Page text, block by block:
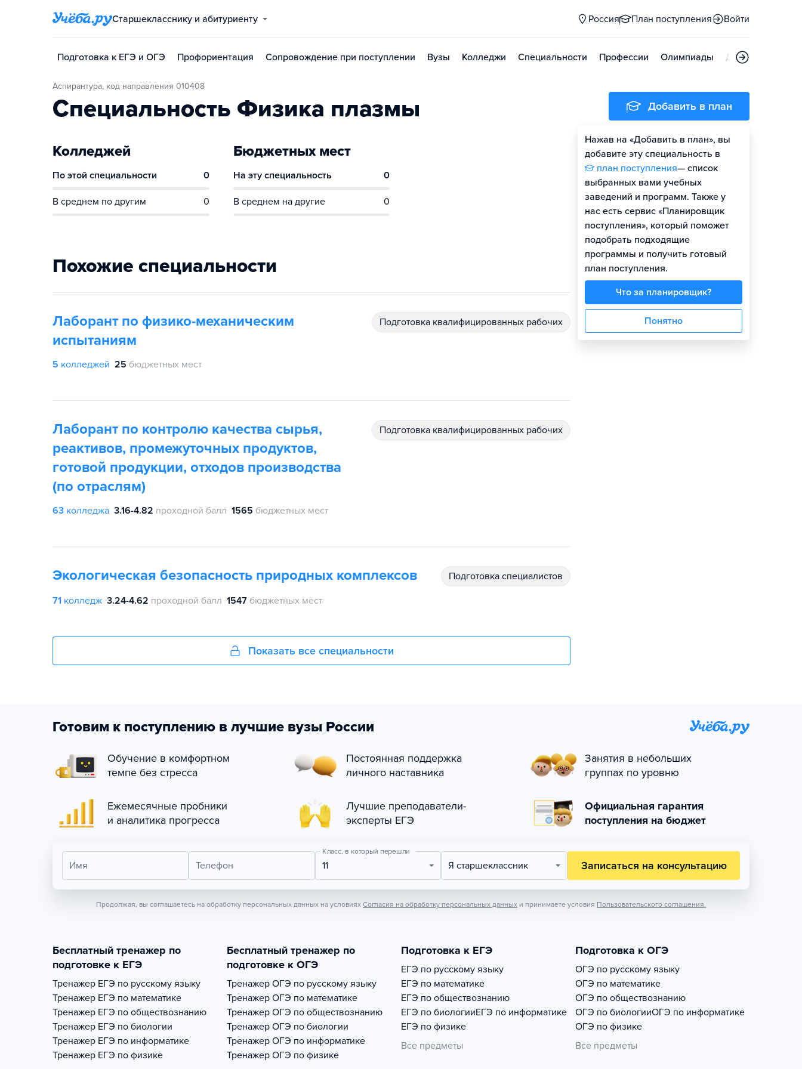
Старшекласснику и абитуриенту Россия План поступления Войти
Подготовка к ЕГЭ и ОГЭ Профориентация Сопровождение при поступлении Вузы Колледжи Специальности Профессии Олимпиады Дни открытых
Аспирантура, код направления 010408
Специальность Физика плазмы
Колледжей
По этой специальности 0
В среднем по другим 0
Бюджетных мест
На эту специальность 0
В среднем на другие 0
Похожие специальности
Лаборант по физико-механическим
испытаниям
подготовка квалифицированных рабочих
5 колледжей 25 бюджетных мест
Лаборант по контролю качества сырья,
реактивов, промежуточных продуктов,
готовой продукции, отходов производства
(по отраслям)
подготовка квалифицированных рабочих
63 колледжа 3.16-4.82 проходной балл 1565 бюджетных мест
Экологическая безопасность природных комплексов подготовка специалистов
71 колледж 3.24-4.62 проходной балл 1547 бюджетных мест
Показать все специальности
Добавить в план
Нажав на «Добавить в план», вы
добавите эту специальность в
план поступления— список
выбранных вами учебных
заведений и программ. Также у
нас есть сервис «Планировщик
поступления», который поможет
подобрать подходящие
программы и получить готовый
план поступления.
Что за планировщик?
Понятно
Готовим к поступлению в лучшие вузы России
Обучение в комфортном
темпе без стресса
Постоянная поддержка
личного наставника
Занятия в небольших
группах по уровню
Ежемесячные пробники
и аналитика прогресса
Лучшие преподаватели-
эксперты ЕГЭ
Официальная гарантия
поступления на бюджет
Имя Телефон
Класс, в который перешли
11 Я старшеклассник Записаться на консультацию
Продолжая, вы соглашаетесь на обработку персональных данных на условиях Согласия на обработку персональных данных и принимаете условия Пользовательского соглашения.
Бесплатный тренажер по
подготовке к ЕГЭ
Тренажер ЕГЭ по русскому языку
Тренажер ЕГЭ по математике
Тренажер ЕГЭ по обществознанию
Тренажер ЕГЭ по биологии
Тренажер ЕГЭ по информатике
Тренажер ЕГЭ по физике
Бесплатный тренажер по
подготовке к ОГЭ
Тренажер ОГЭ по русскому языку
Тренажер ОГЭ по математике
Тренажер ОГЭ по обществознанию
Тренажер ОГЭ по биологии
Тренажер ОГЭ по информатике
Тренажер ОГЭ по физике
Подготовка к ЕГЭ
ЕГЭ по русскому языку
ЕГЭ по математике
ЕГЭ по обществознанию
ЕГЭ по биологииЕГЭ по информатике
ЕГЭ по физике
Все предметы
Подготовка к ОГЭ
ОГЭ по русскому языку
ОГЭ по математике
ОГЭ по обществознанию
ОГЭ по биологииОГЭ по информатике
ОГЭ по физике
Все предметы